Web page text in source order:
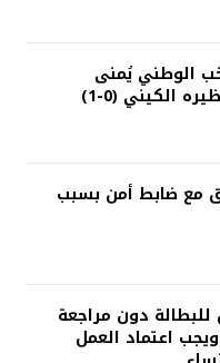
الوطني يُمنى
الكيني (0-1)
مع ضابط أمن بسبب
دون مراجعة
اعتماد العمل